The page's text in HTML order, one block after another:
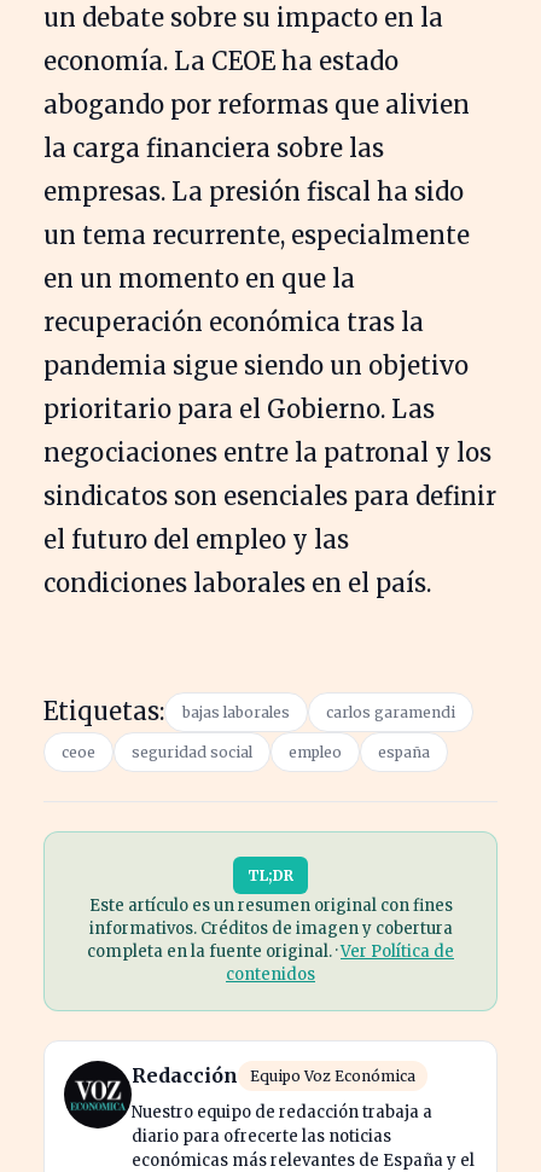
un debate sobre su impacto en la
economía. La CEOE ha estado
abogando por reformas que alivien
la carga financiera sobre las
empresas. La presión fiscal ha sido
un tema recurrente, especialmente
en un momento en que la
recuperación económica tras la
pandemia sigue siendo un objetivo
prioritario para el Gobierno. Las
negociaciones entre la patronal y los
sindicatos son esenciales para definir
el futuro del empleo y las
condiciones laborales en el país.
Etiquetas: bajas laborales carlos garamendi
ceoe seguridad social empleo españa
TL;DR
Este artículo es un resumen original con fines
informativos. Créditos de imagen y cobertura
completa en la fuente original. ·Ver Política de
contenidos
Redacción Equipo Voz Económica
Nuestro equipo de redacción trabaja a
diario para ofrecerte las noticias
económicas más relevantes de España y el